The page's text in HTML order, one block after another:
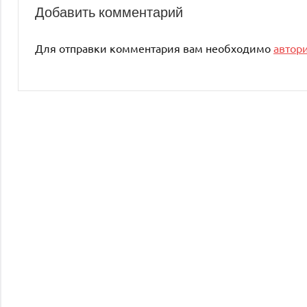
Добавить комментарий
Для отправки комментария вам необходимо